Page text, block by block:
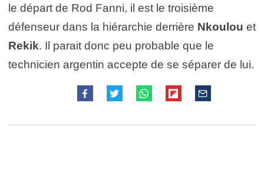
le départ de Rod Fanni, il est le troisième
défenseur dans la hiérarchie derrière Nkoulou et
Rekik. Il parait donc peu probable que le
technicien argentin accepte de se séparer de lui.